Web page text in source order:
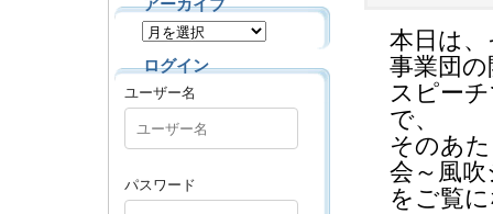
本日は
事業団
スピー
で、
そのあ
会～風
をご覧
アーカイブ
ログイン
ユーザー名
パスワード